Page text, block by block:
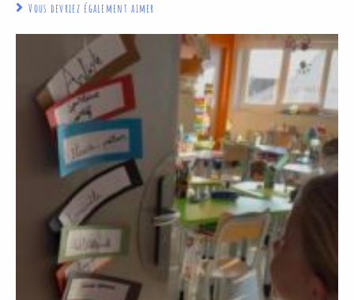
Vous devriez également aimer